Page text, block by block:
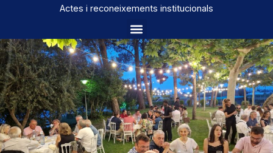
Actes i reconeixements institucionals